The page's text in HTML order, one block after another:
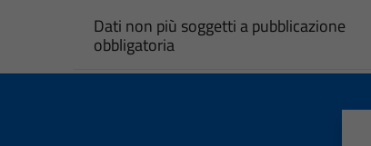
Dati non più soggetti a pubblicazione
obbligatoria